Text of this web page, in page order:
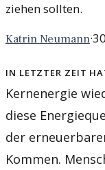
ziehen sollten.
Katrin Neumann·
In letzter Zeit
Kernenergie
diese
der
Kommen.